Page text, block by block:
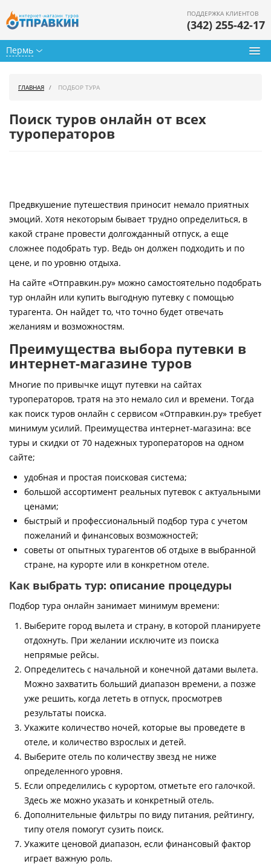
Пермь
ПОДДЕРЖКА КЛИЕНТОВ
(342) 255-42-17
Горящие туры
Страны
Как купить
Контакты
ГЛАВНАЯ ПОДБОР ТУРА
Поиск туров онлайн от всех
туроператоров
Предвкушение путешествия приносит немало приятных
эмоций. Хотя некоторым бывает трудно определиться, в
какой стране провести долгожданный отпуск, а еще
сложнее подобрать тур. Ведь он должен подходить и по
цене, и по уровню отдыха.
На сайте «Отправкин.ру» можно самостоятельно подобрать
тур онлайн или купить выгодную путевку с помощью
турагента. Он найдет то, что точно будет отвечать
желаниям и возможностям.
Преимущества выбора путевки в
интернет-магазине туров
Многие по привычке ищут путевки на сайтах
туроператоров, тратя на это немало сил и времени. Тогда
как поиск туров онлайн с сервисом «Отправкин.ру» требует
минимум усилий. Преимущества интернет-магазина: все
туры и скидки от 70 надежных туроператоров на одном
сайте;
удобная и простая поисковая система;
большой ассортимент реальных путевок с актуальными
ценами;
быстрый и профессиональный подбор тура с учетом
пожеланий и финансовых возможностей;
советы от опытных турагентов об отдыхе в выбранной
стране, на курорте или в конкретном отеле.
Как выбрать тур: описание процедуры
Подбор тура онлайн занимает минимум времени:
Выберите город вылета и страну, в которой планируете
отдохнуть. При желании исключите из поиска
непрямые рейсы.
Определитесь с начальной и конечной датами вылета.
Можно захватить больший диапазон времени, а позже
уже решить, когда лететь в отпуск, просмотрев
результаты поиска.
Укажите количество ночей, которые вы проведете в
отеле, и количество взрослых и детей.
Выберите отель по количеству звезд не ниже
определенного уровня.
Если определились с курортом, отметьте его галочкой.
Здесь же можно указать и конкретный отель.
Дополнительные фильтры по виду питания, рейтингу,
типу отеля помогут сузить поиск.
Укажите ценовой диапазон, если финансовый фактор
играет важную роль.